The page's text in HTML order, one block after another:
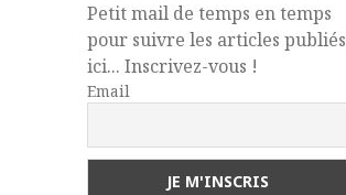
Petit mail de temps en temps
pour suivre les articles publiés
ici... Inscrivez-vous !
Email